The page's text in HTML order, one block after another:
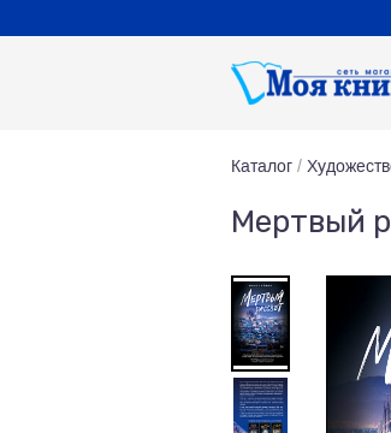
Каталог /
Мертвый